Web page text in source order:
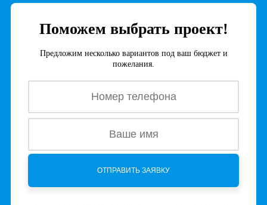
Поможем выбрать проект!
Предложим несколько вариантов под ваш бюджет и
пожелания.